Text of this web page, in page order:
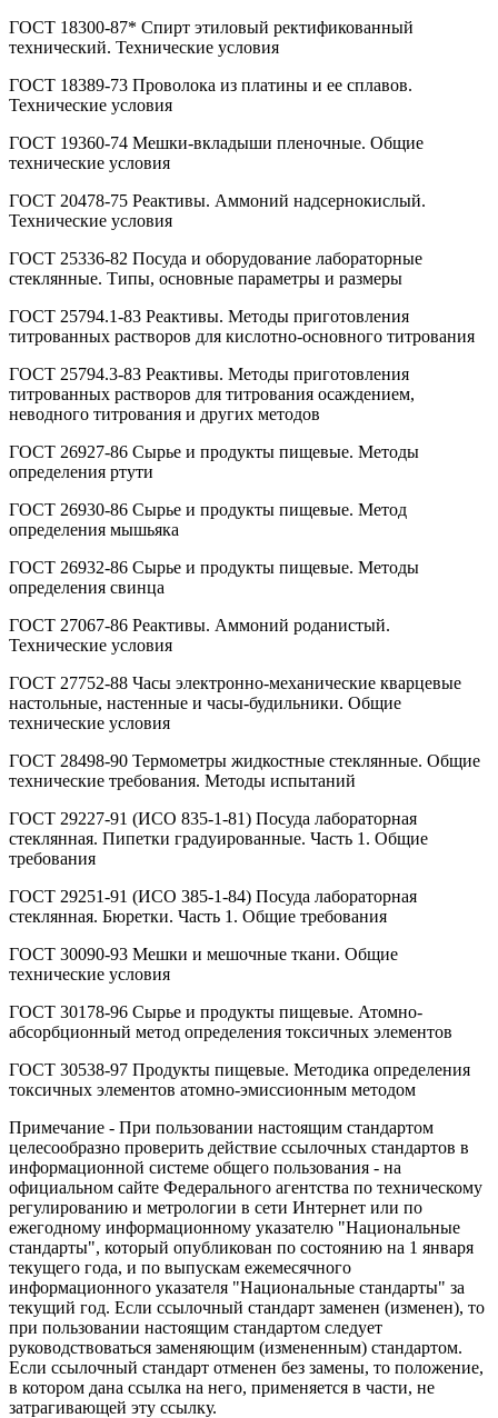
ГОСТ 18300-87* Спирт этиловый ректификованный
технический. Технические условия
ГОСТ 18389-73 Проволока из платины и ее сплавов.
Технические условия
ГОСТ 19360-74 Мешки-вкладыши пленочные. Общие
технические условия
ГОСТ 20478-75 Реактивы. Аммоний надсернокислый.
Технические условия
ГОСТ 25336-82 Посуда и оборудование лабораторные
стеклянные. Типы, основные параметры и размеры
ГОСТ 25794.1-83 Реактивы. Методы приготовления
титрованных растворов для кислотно-основного титрования
ГОСТ 25794.3-83 Реактивы. Методы приготовления
титрованных растворов для титрования осаждением,
неводного титрования и других методов
ГОСТ 26927-86 Сырье и продукты пищевые. Методы
определения ртути
ГОСТ 26930-86 Сырье и продукты пищевые. Метод
определения мышьяка
ГОСТ 26932-86 Сырье и продукты пищевые. Методы
определения свинца
ГОСТ 27067-86 Реактивы. Аммоний роданистый.
Технические условия
ГОСТ 27752-88 Часы электронно-механические кварцевые
настольные, настенные и часы-будильники. Общие
технические условия
ГОСТ 28498-90 Термометры жидкостные стеклянные. Общие
технические требования. Методы испытаний
ГОСТ 29227-91 (ИСО 835-1-81) Посуда лабораторная
стеклянная. Пипетки градуированные. Часть 1. Общие
требования
ГОСТ 29251-91 (ИСО 385-1-84) Посуда лабораторная
стеклянная. Бюретки. Часть 1. Общие требования
ГОСТ 30090-93 Мешки и мешочные ткани. Общие
технические условия
ГОСТ 30178-96 Сырье и продукты пищевые. Атомно-
абсорбционный метод определения токсичных элементов
ГОСТ 30538-97 Продукты пищевые. Методика определения
токсичных элементов атомно-эмиссионным методом
Примечание - При пользовании настоящим стандартом
целесообразно проверить действие ссылочных стандартов в
информационной системе общего пользования - на
официальном сайте Федерального агентства по техническому
регулированию и метрологии в сети Интернет или по
ежегодному информационному указателю "Национальные
стандарты", который опубликован по состоянию на 1 января
текущего года, и по выпускам ежемесячного
информационного указателя "Национальные стандарты" за
текущий год. Если ссылочный стандарт заменен (изменен), то
при пользовании настоящим стандартом следует
руководствоваться заменяющим (измененным) стандартом.
Если ссылочный стандарт отменен без замены, то положение,
в котором дана ссылка на него, применяется в части, не
затрагивающей эту ссылку.